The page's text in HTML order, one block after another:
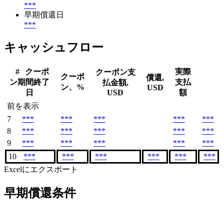
***
早期償還日
***
キャッシュフロー
#
クーポ
ン期間終了
日
クーポ
ン、%
クーポン支
払金額,
USD
償還,
USD
実際
支払
額
前を表示
7
*** *** *** ***
***
8
*** *** *** ***
***
9
*** *** *** ***
***
10
*** *** *** *** ***
***
Excelにエクスポート
早期償還条件